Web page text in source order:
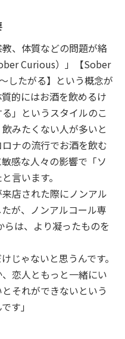
、体質などの問題が絡
Curious）」【Sober
したがる】という概念が
的にはお酒を飲めるけ
」というスタイルのこ
みたくない人が多いと
ナの流行でお酒を飲む
感な人々の影響で「ソ
言います。
店された際にノンアル
が、ノンアルコール専
は、より凝ったものを
じゃないと思うんです。
恋人ともっと一緒にい
それができないという
す」